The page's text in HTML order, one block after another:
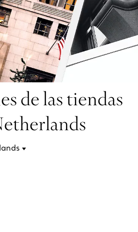
de las tiendas